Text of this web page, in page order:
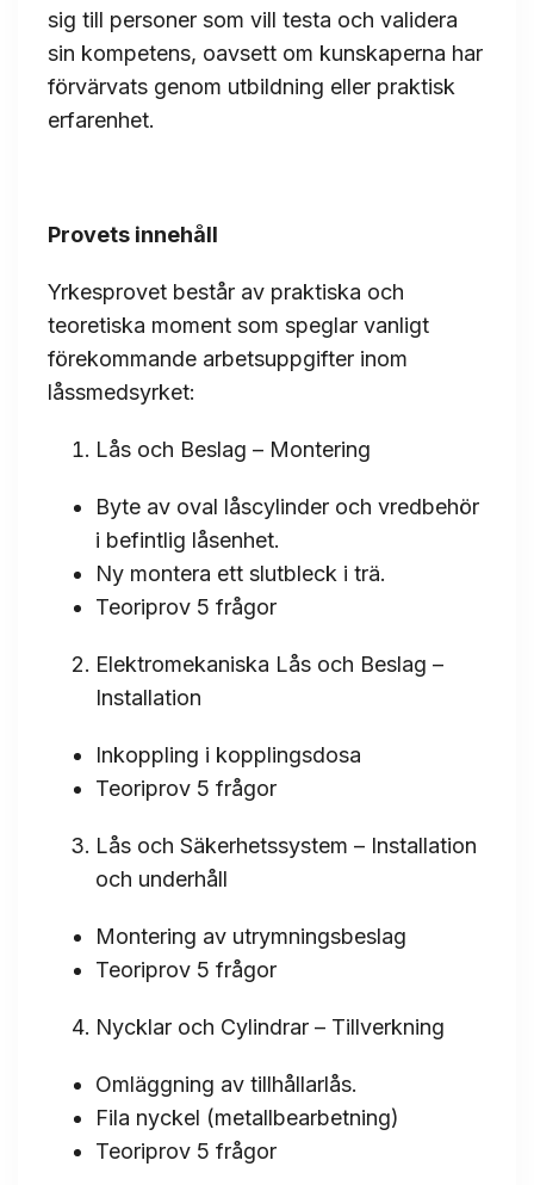
sig till personer som vill testa och validera
sin kompetens, oavsett om kunskaperna har
förvärvats genom utbildning eller praktisk
erfarenhet.
Provets innehåll
Yrkesprovet består av praktiska och
teoretiska moment som speglar vanligt
förekommande arbetsuppgifter inom
låssmedsyrket:
Lås och Beslag – Montering
Byte av oval låscylinder och vredbehör
i befintlig låsenhet.
Ny montera ett slutbleck i trä.
Teoriprov 5 frågor
Elektromekaniska Lås och Beslag –
Installation
Inkoppling i kopplingsdosa
Teoriprov 5 frågor
Lås och Säkerhetssystem – Installation
och underhåll
Montering av utrymningsbeslag
Teoriprov 5 frågor
Nycklar och Cylindrar – Tillverkning
Omläggning av tillhållarlås.
Fila nyckel (metallbearbetning)
Teoriprov 5 frågor